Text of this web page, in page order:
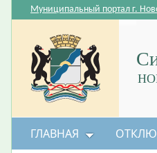
Муниципальный портал г.
ГЛАВНАЯ